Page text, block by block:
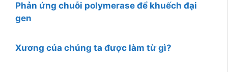
Phản ứng chuỗi polymerase để khuếch đại
gen
Xương của chúng ta được làm từ gì?